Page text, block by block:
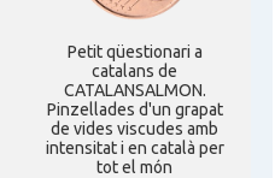
Petit qüestionari a
catalans de
CATALANSALMON.
Pinzellades d'un grapat
de vides viscudes amb
intensitat i en català per
tot el món